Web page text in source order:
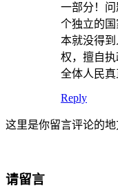
一部分！
个独立的
本就没得
权，擅自
全体人民真
Reply
这里是你留言评论的地
请留言